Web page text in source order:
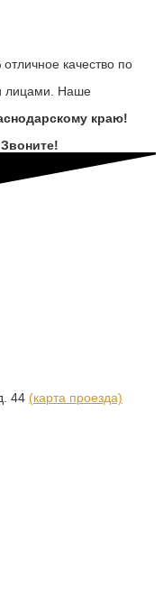
качество по
лицами. Наше
краю!
Звоните!
44 (карта проезда)